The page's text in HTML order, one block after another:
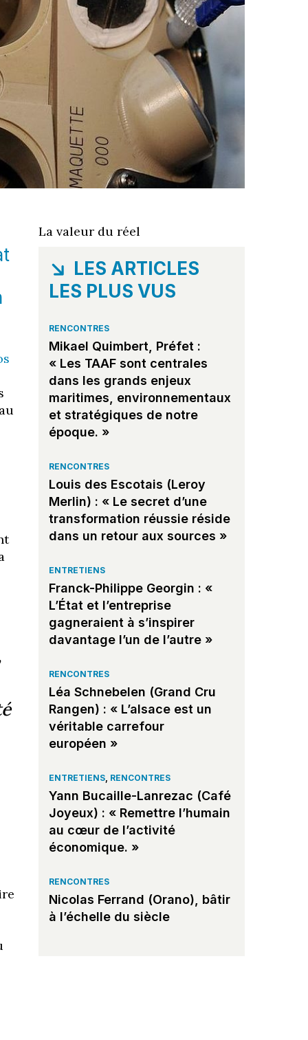
La valeur du réel
LES ARTICLES
LES PLUS VUS
RENCONTRES
Mikael Quimbert, Préfet :
« Les TAAF sont centrales
dans les grands enjeux
maritimes, environnementaux
et stratégiques de notre
époque. »
RENCONTRES
Louis des Escotais (Leroy
Merlin) : « Le secret d’une
transformation réussie réside
dans un retour aux sources »
ENTRETIENS
Franck-Philippe Georgin : «
L’État et l’entreprise
gagneraient à s’inspirer
davantage l’un de l’autre »
RENCONTRES
Léa Schnebelen (Grand Cru
Rangen) : « L’alsace est un
véritable carrefour
européen »
ENTRETIENS RENCONTRES
Yann Bucaille-Lanrezac (Café
Joyeux) : « Remettre l’humain
au cœur de l’activité
économique. »
RENCONTRES
Nicolas Ferrand (Orano), bâtir
à l’échelle du siècle